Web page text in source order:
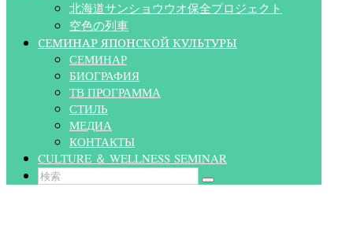
北海道サンショウウオ保全プロジェクト
空色の列車
СЕМИНАР ЯПОНСКОЙ КУЛЬТУРЫ
СЕМИНАР
БИОГРАФИЯ
ТВ ПРОГРАММА
СТИЛЬ
МЕДИА
КОНТАКТЫ
CULTURE ＆ WELLNESS SEMINAR